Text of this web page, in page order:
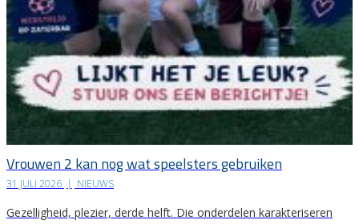
Vrouwen 2 kan nog wat speelsters gebruiken
31 JULI 2026 | NIEUWS
Gezelligheid, plezier, derde helft. Die onderdelen karakteriseren